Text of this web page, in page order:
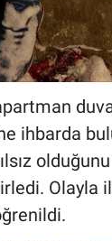
ihbarda